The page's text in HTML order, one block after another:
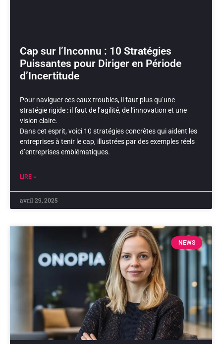
Cap sur l’Inconnu : 10 Stratégies
Puissantes pour Diriger en Période
d’Incertitude
Pour naviguer ces eaux troubles, il faut plus qu’une
stratégie rigide : il faut de l’agilité, de l’innovation et une
vision claire.
Dans cet esprit, voici 10 stratégies concrètes qui aident les
entreprises à tenir le cap, illustrées par des exemples réels
d’entreprises emblématiques.
LIRE »
avril 29, 2025
NEWS